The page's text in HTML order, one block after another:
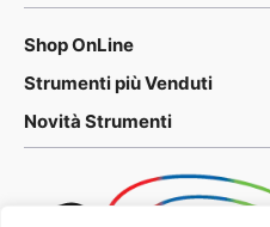
Shop OnLine
Strumenti più Venduti
Novità Strumenti